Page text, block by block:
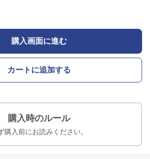
購入画面に進む
カートに追加する
購入時のルール
購入前にお読みください。